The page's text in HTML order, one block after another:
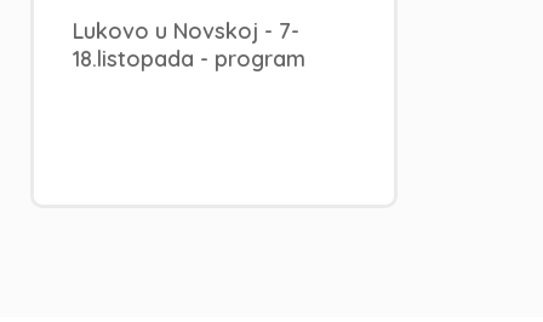
Lukovo u Novskoj - 7-
18.listopada - program